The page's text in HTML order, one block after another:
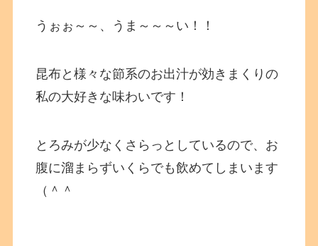
うぉぉ～～、うま～～～い！！
昆布と様々な節系のお出汁が効きまくりの
私の大好きな味わいです！
とろみが少なくさらっとしているので、お
腹に溜まらずいくらでも飲めてしまいます
（＾＾